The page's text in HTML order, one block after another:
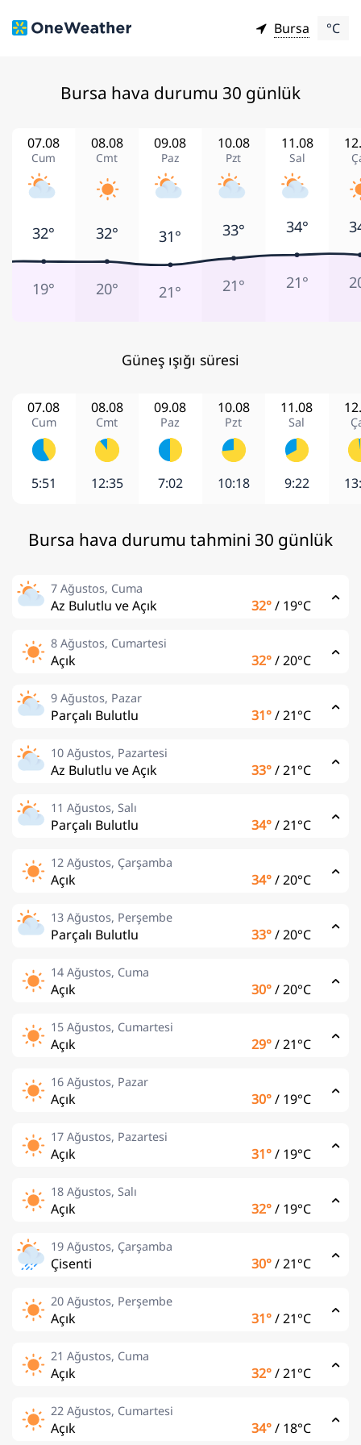
Bursa °C
Bursa hava durumu 30 günlük
Cum
07.08
Cmt
08.08
Paz
09.08
Pzt
10.08
Sal
11.08
32°
19°
32°
20°
31°
21°
33°
21°
34°
21°
Güneş ışığı süresi
07.08
Cum
5:51
08.08
Cmt
12:35
09.08
Paz
7:02
10.08
Pzt
10:18
11.08
Sal
9:22
Bursa hava durumu tahmini 30 günlük
7 Ağustos, Cuma
Az Bulutlu ve Açık 32°/ 19°C
8 Ağustos, Cumartesi
Açık 32°/20°C
9 Ağustos, Pazar
Parçalı Bulutlu 31°/21°C
10 Ağustos, Pazartesi
Az Bulutlu ve Açık 33°/21°C
11 Ağustos, Salı
Parçalı Bulutlu 34°/21°C
12 Ağustos, Çarşamba
Açık 34°/20°C
13 Ağustos, Perşembe
Parçalı Bulutlu 33°/20°C
14 Ağustos, Cuma
Açık 30°/20°C
15 Ağustos, Cumartesi
Açık 29°/21°C
16 Ağustos, Pazar
Açık 30°/ 19°C
17 Ağustos, Pazartesi
Açık 31°/ 19°C
18 Ağustos, Salı
Açık 32°/ 19°C
19 Ağustos, Çarşamba
Çisenti 30°/21°C
20 Ağustos, Perşembe
Açık 31°/21°C
21 Ağustos, Cuma
Açık 32°/21°C
22 Ağustos, Cumartesi
Açık 34°/ 18°C